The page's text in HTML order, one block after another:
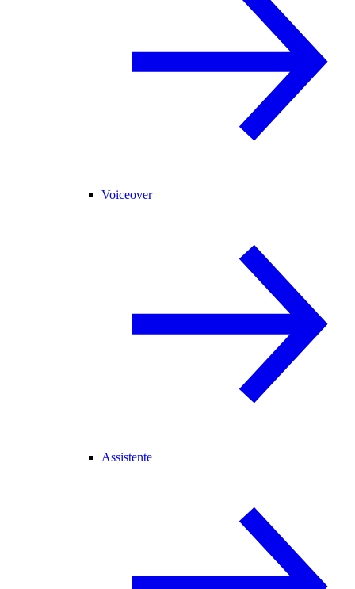
Voiceover
Assistente